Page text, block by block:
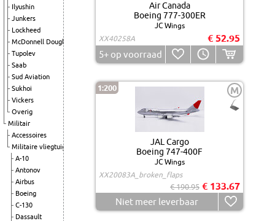
Ilyushin
Junkers
Lockheed
McDonnell Douglas
Tupolev
Saab
Sud Aviation
Sukhoi
Vickers
Overig
Militair
Accessoires
Militaire vliegtuigen
A-10
Antonov
Airbus
Boeing
C-130
Dassault
Air Canada
Boeing 777-300ER
JC Wings
XX40258A
€ 52.95
5+ op voorraad
1:200 M
JAL Cargo
Boeing 747-400F
JC Wings
XX20083A_broken_flaps
€ 190.95 € 133.67
Niet meer leverbaar